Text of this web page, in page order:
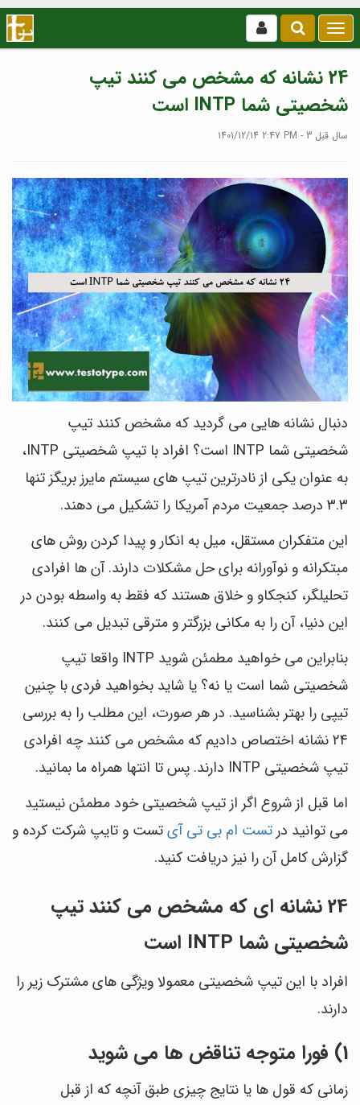
بازکردن
/
منو 24 نشانه که مشخص می کنند تیپ
شخصیتی شما INTP است
1401/12/14 2:47 PM - 3 سال قبل
دنبال نشانه هایی می گردید که مشخص کنند تیپ
شخصیتی شما INTP است؟ افراد با تیپ شخصیتی INTP،
به عنوان یکی از نادرترین تیپ های سیستم مایرز بریگز تنها
3.3 درصد جمعیت مردم آمریکا را تشکیل می دهند.
این متفکران مستقل، میل به انکار و پیدا کردن روش های
مبتکرانه و نوآورانه برای حل مشکلات دارند. آن ها افرادی
تحلیلگر، کنجکاو و خلاق هستند که فقط به واسطه بودن در
این دنیا، آن را به مکانی بزرگتر و مترقی تبدیل می کنند.
بنابراین می خواهید مطمئن شوید INTP واقعا تیپ
شخصیتی شما است یا نه؟ یا شاید بخواهید فردی با چنین
تیپی را بهتر بشناسید. در هر صورت، این مطلب را به بررسی
24 نشانه اختصاص دادیم که مشخص می کنند چه افرادی
تیپ شخصیتی INTP دارند. پس تا انتها همراه ما بمانید.
اما قبل از شروع اگر از تیپ شخصیتی خود مطمئن نیستید
می توانید در تست ام بی تی آیتست و تایپ شرکت کرده و
گزارش کامل آن را نیز دریافت کنید.
24 نشانه ای که مشخص می کنند تیپ
شخصیتی شما INTP است
افراد با این تیپ شخصیتی معمولا ویژگی های مشترک زیر را
دارند.
1) فورا متوجه تناقض ها می شوید
زمانی که قول ها یا نتایج چیزی طبق آنچه که از قبل